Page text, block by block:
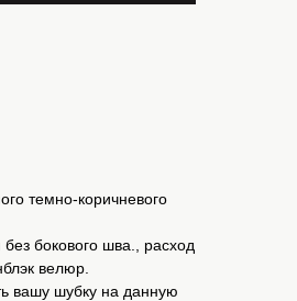
темно-коричневого
бокового шва., расход
велюр.
вашу шубку на данную